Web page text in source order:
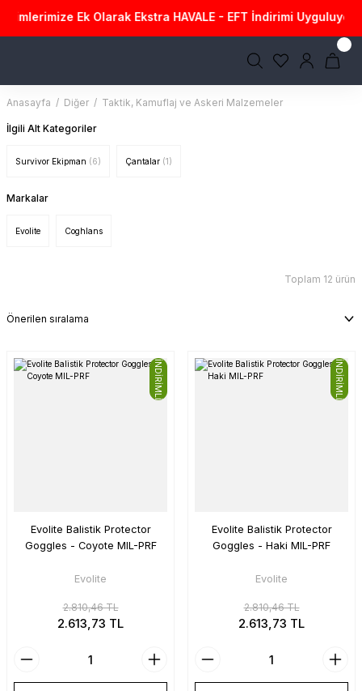
Ek Olarak Ekstra HAVALE - EFT İndirimi Uyguluyoruz
Anasayfa Diğer Taktik, Kamuflaj ve Askeri Malzemeler
İlgili Alt Kategoriler
Survivor Ekipman (6) Çantalar (1)
Markalar
Evolite Coghlans
Toplam 12 ürün
İNDİRİMLİ
Evolite Balistik Protector
Goggles - Coyote MIL-PRF
Evolite
2.810,46 TL
2.613,73 TL
İNDİRİMLİ
Evolite Balistik Protector
Goggles - Haki MIL-PRF
Evolite
2.810,46 TL
2.613,73 TL